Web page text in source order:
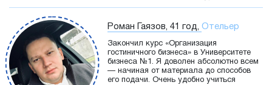
Роман Гаязов, 41 год, Отельер
Закончил курс «Организация
гостиничного бизнеса» в Университете
бизнеса №1. Я доволен абсолютно всем
— начиная от материала до способов
его подачи. Очень удобно учиться